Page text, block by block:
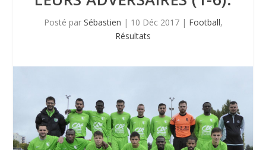
Posté par Sébastien | 10 Déc 2017| Football,
Résultats